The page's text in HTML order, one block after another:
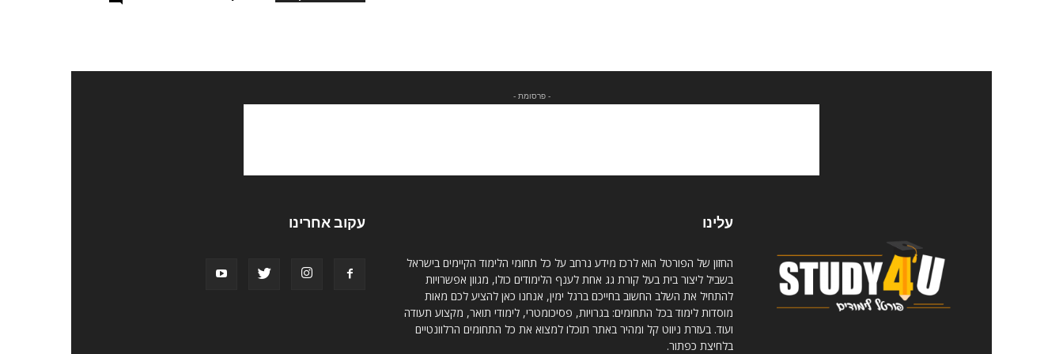
- פרסומת -
עלינו
החזון של הפורטל הוא לרכז מידע נרחב על כל תחומי הלימוד הקיימים בישראל
בשביל ליצור בית בעל קורת גג אחת לענף הלימודים כולו, מגוון אפשרויות
להתחיל את השלב החשוב בחייכם ברגל ימין, אנחנו כאן להציע לכם מאות
מוסדות לימוד בכל התחומים: בגרויות, פסיכומטרי, לימודי תואר, מקצוע תעודה
ועוד. בעזרת ניווט קל ומהיר באתר תוכלו למצוא את כל התחומים הרלוונטיים
בלחיצת כפתור.
עקוב אחרינו